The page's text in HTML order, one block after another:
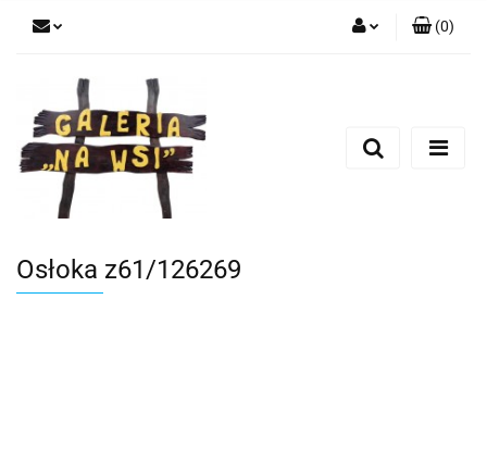
Dodaj zgłoszenie
(0)
Osłoka z61/126269